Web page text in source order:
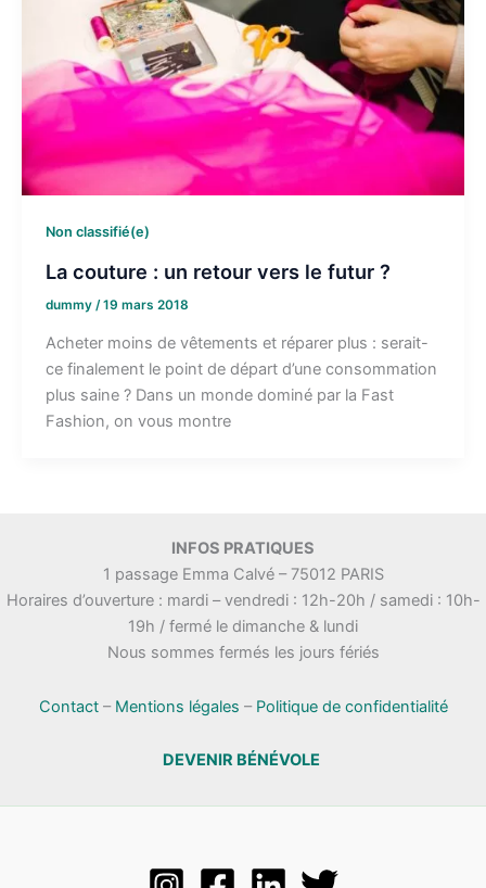
Non classifié(e)
La couture : un retour vers le futur ?
dummy /19 mars 2018
Acheter moins de vêtements et réparer plus : serait-
ce finalement le point de départ d’une consommation
plus saine ? Dans un monde dominé par la Fast
Fashion, on vous montre
INFOS PRATIQUES
1 passage Emma Calvé – 75012 PARIS
Horaires d’ouverture : mardi – vendredi : 12h-20h / samedi : 10h-
19h / fermé le dimanche & lundi
Nous sommes fermés les jours fériés
Contact– Mentions légales – Politique de confidentialité
DEVENIR BÉNÉVOLE